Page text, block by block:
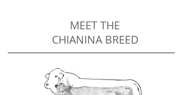
MEET THE
CHIANINA BREED